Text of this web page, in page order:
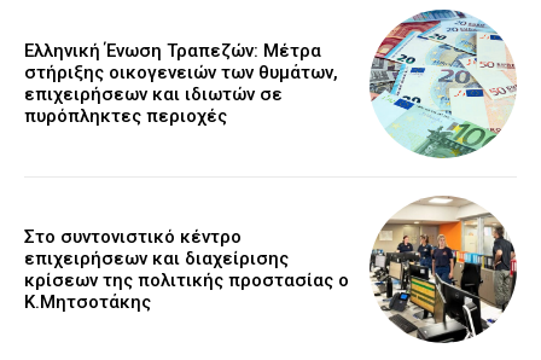
Ελληνική Ένωση Τραπεζών: Μέτρα
στήριξης οικογενειών των θυμάτων,
επιχειρήσεων και ιδιωτών σε
πυρόπληκτες περιοχές
Στο συντονιστικό κέντρο
επιχειρήσεων και διαχείρισης
κρίσεων της πολιτικής προστασίας ο
Κ.Μητσοτάκης